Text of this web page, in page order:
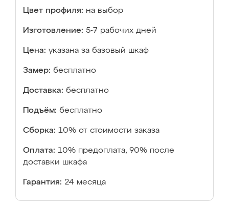
Цвет профиля: на выбор
Изготовление: 5-7 рабочих дней
Цена: указана за базовый шкаф
Замер: бесплатно
Доставка: бесплатно
Подъём: бесплатно
Сборка: 10% от стоимости заказа
Оплата: 10% предоплата, 90% после
доставки шкафа
Гарантия: 24 месяца